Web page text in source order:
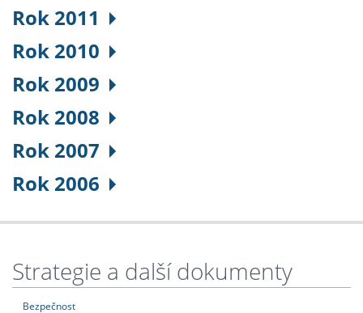
Rok 2011
Rok 2010
Rok 2009
Rok 2008
Rok 2007
Rok 2006
Strategie a další dokumenty
Bezpečnost